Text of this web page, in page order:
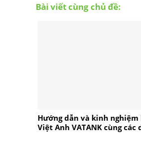
Bài viết cùng chủ đề:
Hướng dẫn và kinh
Việt Anh VATANK cùng